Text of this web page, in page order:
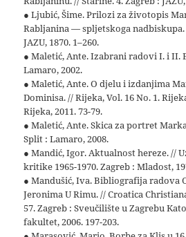
● Ljubić, Šime. Prilozi za životopis
Rabljanina — spljetskoga nadbiskupa.
JAZU, 1870. 1–260.
● Maletić, Ante. Izabrani radovi I. i II.
Lamaro, 2002.
● Maletić, Ante. O djelu i izdanjima
Dominisa. // Rijeka, Vol. 16 No. 1.
Rijeka, 2011. 73-79.
● Maletić, Ante. Skica za portret
Split : Lamaro, 2008.
● Mandić, Igor. Aktualnost hereze. //
kritike 1965-1970. Zagreb : Mladost,
● Mandušić, Iva. Bibliografija radova
Jeronima U Rimu. // Croatica
57. Zagreb : Sveučilište u Zagrebu
fakultet, 2006. 197-203.